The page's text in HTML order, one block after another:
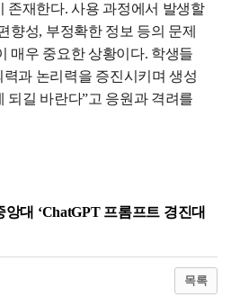
존재한다. 사용 과정에서 발생할
향성, 부정확한 정보 등의 문제
매우 중요한 상황이다. 학생들
과 논리력을 증진시키며 생성
되길 바란다”고 응원과 격려를
앙대 ‘ChatGPT 프롬프트 경진대
목록